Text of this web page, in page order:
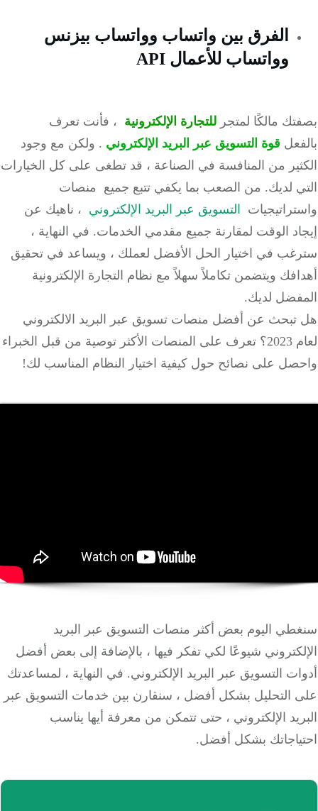
الفرق بين واتساب وواتساب بيزنس
وواتساب للأعمال API
مالكًا لمتجرللتجارة الإلكترونية ، فأنت تعرف
قوة التسويق عبر البريد الإلكتروني.ولكن مع وجود
من المنافسة في الصناعة ، قد تطغى على كل الخيارات
لديك.من الصعب بما يكفي تتبع جميعمنصات
التسويق عبر البريد الإلكتروني ، ناهيك عن
الوقت لمقارنة جميع مقدمي الخدمات.في النهاية ،
في اختيار الحل الأفضل لعملك ، ويساعد في تحقيق
ويتضمن تكاملاً سهلاً مع نظام التجارة الإلكترونية
لديك.
عن أفضل منصات تسويق عبر البريد الالكتروني
لعام 2023؟ تعرف على المنصات الأكثر توصية من قبل الخبراء
على نصائح حول كيفية اختيار النظام المناسب لك!
اليوم بعض أكثر منصات التسويق عبر البريد
شيوعًا لكي تفكر فيها ، بالإضافة إلى بعض أفضل
التسويق عبر البريد الإلكتروني.في النهاية ، لمساعدتك
التحليل بشكل أفضل ، سنقارن بين خدمات التسويق عبر
الإلكتروني ، حتى تتمكن من معرفة أيها يناسب
بشكل أفضل.